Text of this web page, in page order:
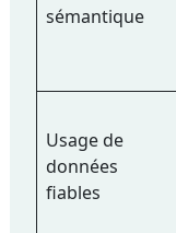
sémantique
Usage de
données
fiables